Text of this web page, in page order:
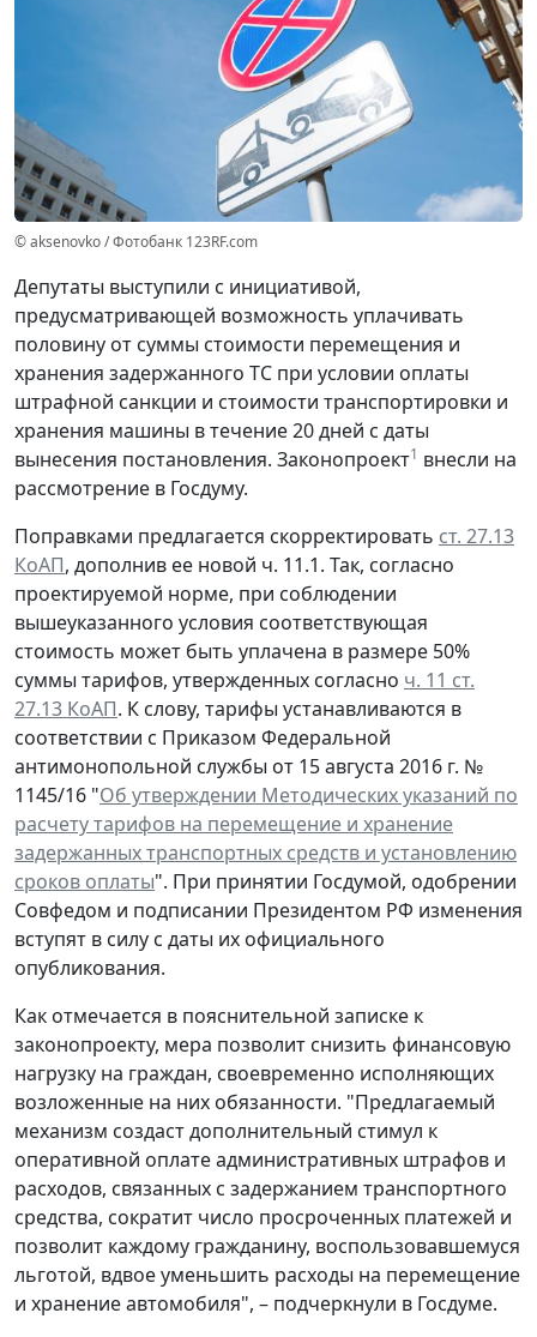
© aksenovko / Фотобанк 123RF.com
Депутаты выступили с инициативой,
предусматривающей возможность уплачивать
половину от суммы стоимости перемещения и
хранения задержанного ТС при условии оплаты
штрафной санкции и стоимости транспортировки и
хранения машины в течение 20 дней с даты
вынесения постановления. Законопроект1 внесли на
рассмотрение в Госдуму.
Поправками предлагается скорректировать ст. 27.13
КоАП, дополнив ее новой ч. 11.1. Так, согласно
проектируемой норме, при соблюдении
вышеуказанного условия соответствующая
стоимость может быть уплачена в размере 50%
суммы тарифов, утвержденных согласно ч. 11 ст.
27.13 КоАП. К слову, тарифы устанавливаются в
соответствии с Приказом Федеральной
антимонопольной службы от 15 августа 2016 г. №
1145/16 "Об утверждении Методических указаний по
расчету тарифов на перемещение и хранение
задержанных транспортных средств и установлению
сроков оплаты". При принятии Госдумой, одобрении
Совфедом и подписании Президентом РФ изменения
вступят в силу с даты их официального
опубликования.
Как отмечается в пояснительной записке к
законопроекту, мера позволит снизить финансовую
нагрузку на граждан, своевременно исполняющих
возложенные на них обязанности. "Предлагаемый
механизм создаст дополнительный стимул к
оперативной оплате административных штрафов и
расходов, связанных с задержанием транспортного
средства, сократит число просроченных платежей и
позволит каждому гражданину, воспользовавшемуся
льготой, вдвое уменьшить расходы на перемещение
и хранение автомобиля", – подчеркнули в Госдуме.